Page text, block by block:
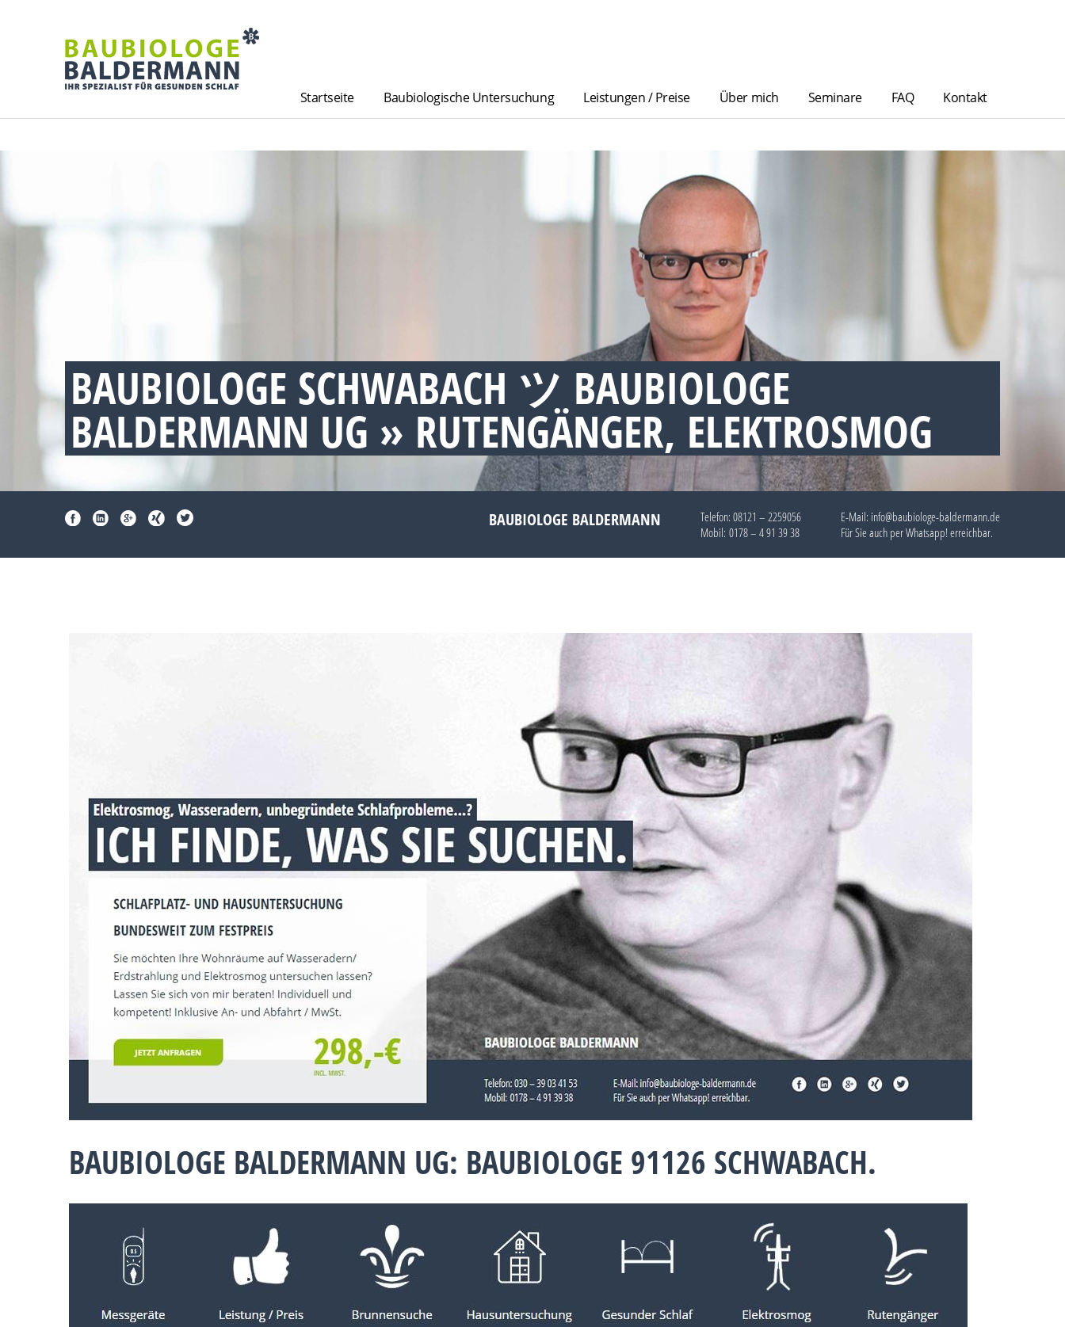
Startseite Baubiologische Untersuchung Leistungen / Preise Über mich Seminare FAQ Kontakt
BAUBIOLOGE SCHWABACH ツ BAUBIOLOGE
BALDERMANN UG » RUTENGÄNGER, ELEKTROSMOG
BAUBIOLOGE BALDERMANN Telefon: 08121 – 2259056
Mobil: 0178 – 4 91 39 38
E-Mail: info@baubiologe-baldermann.de
Für Sie auch perWhatsapp!erreichbar.
BAUBIOLOGE BALDERMANN UG: BAUBIOLOGE 91126 SCHWABACH.